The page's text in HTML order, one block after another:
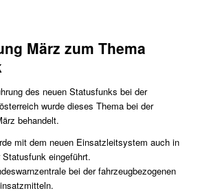
März zum Thema
des neuen Statusfunks bei der
wurde dieses Thema bei der
behandelt.
mit dem neuen Einsatzleitsystem auch in
eingeführt.
bei der fahrzeugbezogenen